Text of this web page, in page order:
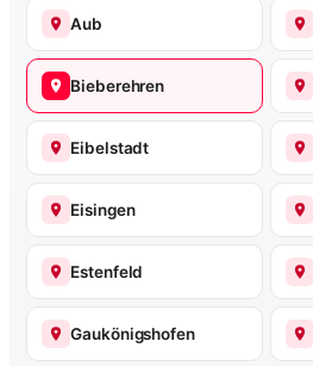
Aub
Bieberehren
Eibelstadt
Eisingen
Estenfeld
Gaukönigshofen